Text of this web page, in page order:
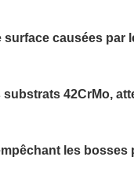
causées
42CrMo,
les